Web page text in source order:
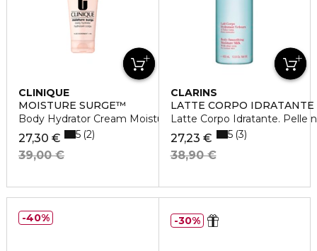
CLINIQUE
MOISTURE SURGE™
Body Hydrator Cream Moisturizer - Crema Corpo Idratante
27,30 €
39,00 €
5 2
CLARINS
LATTE CORPO
Latte Corpo Idratante. Pelle
27,23 €
38,90 €
5 3
40% 30%